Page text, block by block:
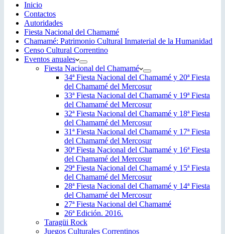
Inicio
Contactos
Autoridades
Fiesta Nacional del Chamamé
Chamamé: Patrimonio Cultural Inmaterial de la Humanidad
Censo Cultural Correntino
Eventos anuales
Fiesta Nacional del Chamamé
34ª Fiesta Nacional del Chamamé y 20ª Fiesta
del Chamamé del Mercosur
33ª Fiesta Nacional del Chamamé y 19ª Fiesta
del Chamamé del Mercosur
32ª Fiesta Nacional del Chamamé y 18ª Fiesta
del Chamamé del Mercosur
31ª Fiesta Nacional del Chamamé y 17ª Fiesta
del Chamamé del Mercosur
30ª Fiesta Nacional del Chamamé y 16ª Fiesta
del Chamamé del Mercosur
29ª Fiesta Nacional del Chamamé y 15ª Fiesta
del Chamamé del Mercosur
28ª Fiesta Nacional del Chamamé y 14ª Fiesta
del Chamamé del Mercosur
27ª Fiesta Nacional del Chamamé
26ª Edición. 2016.
Taragüi Rock
Juegos Culturales Correntinos